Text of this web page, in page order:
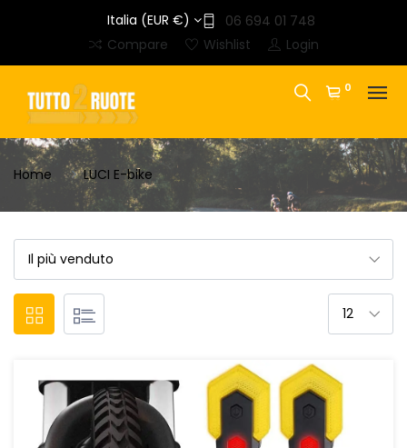
Italia (EUR €)
06 694 01 748
Compare
Wishlist Login
0
Home LUCI E-bike